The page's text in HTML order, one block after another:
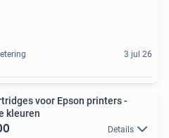
3 jul 26
voor Epson printers -
kleuren
Details